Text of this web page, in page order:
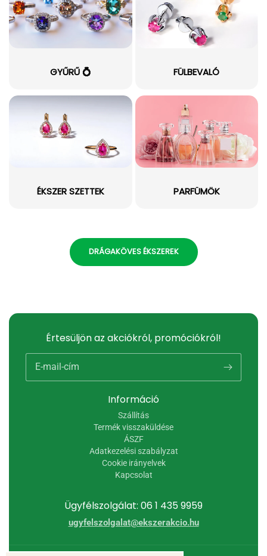
GYŰRŰ 💍 FÜLBEVALÓ
ÉKSZER SZETTEK PARFÜMÖK
DRÁGAKÖVES ÉKSZEREK
Ügyfélszolgálat: 06 1 435 9959
ugyfelszolgalat@ekszerakcio.hu
Információ
Szállítás
Termék visszaküldése
ÁSZF
Adatkezelési szabályzat
Cookie irányelvek
Kapcsolat
Értesüljön az akciókról, promóciókról!
E-mail-cím